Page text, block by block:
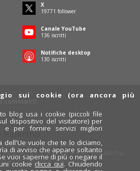
commenti
X
19771 follower
Canale YouTube
136 iscritti
Notifiche desktop
130 iscritti
Palermo
dal loro punto di vista.
autori: inviaci un' e-mail. Rosalio ha
e una sezionevideoblog.
sui cookie (ora ancora più
blog usa i cookie (piccoli file
dispositivo del visitatore) per
e per fornire servizi migliori
dell'Ue vuole che te lo diciamo,
di avviso che appare soltanto
vuoi saperne di più o negare il
cookie clicca qui. Chiudendo